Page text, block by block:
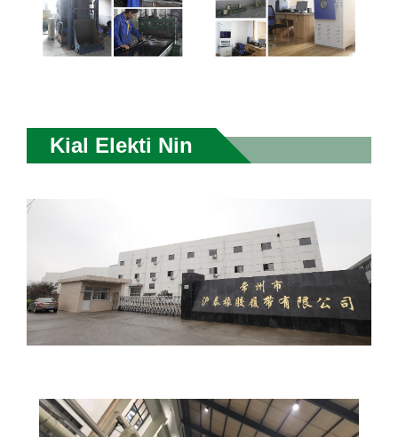
Kial Elekti Nin